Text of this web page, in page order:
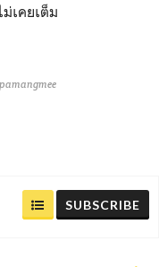
เคยเต็ม
SUBSCRIBE